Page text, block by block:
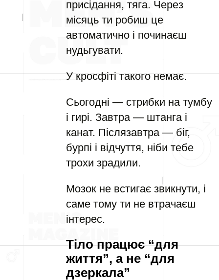
присідання, тяга. Через
місяць ти робиш це
автоматично і починаєш
нудьгувати.
У кросфіті такого немає.
Сьогодні — стрибки на тумбу
і гирі. Завтра — штанга і
канат. Післязавтра — біг,
бурпі і відчуття, ніби тебе
трохи зрадили.
Мозок не встигає звикнути, і
саме тому ти не втрачаєш
інтерес.
Тіло працює “для
життя”, а не “для
дзеркала”